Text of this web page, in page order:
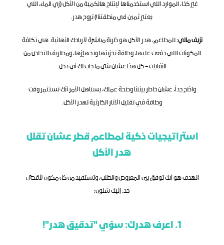
يعتبر ثمين في منطقتنا!) تروح هدر.
نزيف مالي:
للمطاعم، هدر الأكل هو ضربة مباشرة لأرباحك النهائية. هي تكلفة
المكونات اللي دفعت عليها، وطاقة تخزينها وتجهيزها، ومصاريف التخلص من
النفايات – كل هذا عشان شي ما جاب لك أي دخل.
واضح جداً، عشان خاطر بيئتنا وصحة عملك، يستاهل الأمر أنك تستثمر وقت
وطاقة في تقليل الآثار الكارثية لهدر الأكل.
استراتيجيات ذكية لمطاعم قطر عشان تقلل
هدر الأكل
حد. إليك شلون:
1. اعرف هدرك: سوّي "تدقيق هدر"!